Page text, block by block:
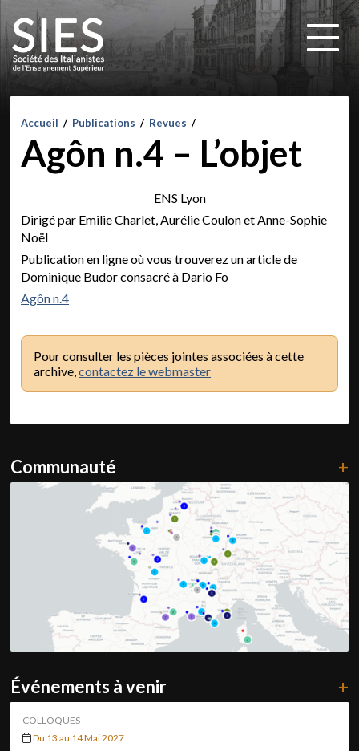
Accueil / Publications / Revues /
Agôn n.4 – L’objet
ENS Lyon
Dirigé par Emilie Charlet, Aurélie Coulon et Anne-Sophie
Noël
Publication en ligne où vous trouverez un article de
Dominique Budor consacré à Dario Fo
Agôn n.4
Pour consulter les pièces jointes associées à cette
archive,contactez le webmaster
Communauté +
Événements à venir +
COLLOQUES
Du 13 au 14 Mai 2027